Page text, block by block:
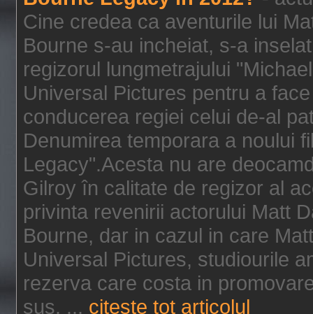
Cine credea ca aventurile lui
Bourne s-au incheiat, s-a
regizorul lungmetrajului
Universal Pictures pentru a
conducerea regiei celui de-al
Denumirea temporara a noului
Legacy".Acesta nu are
Gilroy în calitate de regizor al
privinta revenirii actorului Matt
Bourne, dar in cazul in care
Universal Pictures, studiourile
rezerva care costa in
sus. ... citeste tot articolul